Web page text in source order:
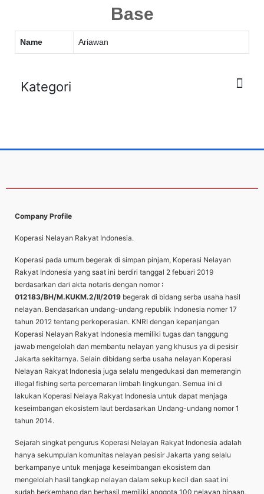
Base
Name Ariawan
Kategori
Company Profile
Koperasi Nelayan Rakyat Indonesia.
Koperasi pada umum begerak di simpan pinjam, Koperasi Nelayan
Rakyat Indonesia yang saat ini berdiri tanggal 2 febuari 2019
berdasarkan dari akta notaris dengan nomor:
012183/BH/M.KUKM.2/II/2019 begerak di bidang serba usaha hasil
nelayan. Bendasarkan undang-undang republik Indonesia nomer 17
tahun 2012 tentang perkoperasian. KNRI dengan kepanjangan
Koperasi Nelayan Rakyat Indonesia memiliki tugas dan tanggung
jawab mengelolah dan membantu nelayan yang khusus ya di pesisir
Jakarta sekitarnya. Selain dibidang serba usaha nelayan Koperasi
Nelayan Rakyat Indonesia juga selalu mengedukasi dan memerangin
illegal fishing serta percemaran limbah lingkungan. Semua ini di
lakukan Koperasi Nelaya Rakyat Indonesia untuk dapat menjaga
keseimbangan ekosistem laut berdasarkan Undang-undang nomor 1
tahun 2014.
Sejarah singkat pengurus Koperasi Nelayan Rakyat Indonesia adalah
hanya sekumpulan komunitas nelayan pesisir Jakarta yang selalu
berkampanye untuk menjaga keseimbangan ekosistem dan
mengelolah hasil tangkap nelayan dalam sekup kecil dan saat ini
sudah berkembang dan berhasil memiliki anggota 100 nelayan binaan,